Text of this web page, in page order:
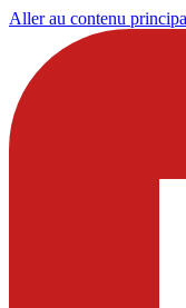
Aller au contenu